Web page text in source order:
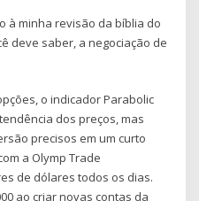
à minha revisão da bíblia do
deve saber, a negociação de
o indicador Parabolic
dos preços, mas
precisos em um curto
a Olymp Trade
de dólares todos os dias.
ao criar novas contas da